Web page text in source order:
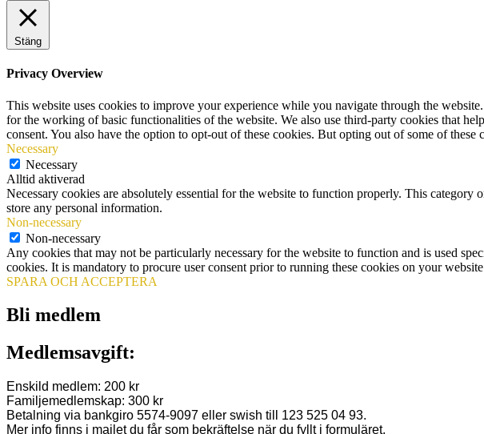
Stäng
Privacy Overview
This website uses cookies to improve your experience while you navigate through the
for the working of basic functionalities of the website. We also use third-party cookies that
consent. You also have the option to opt-out of these cookies. But opting out of some of
Necessary
Necessary
Alltid aktiverad
Necessary cookies are absolutely essential for the website to function properly. This
store any personal information.
Non-necessary
Non-necessary
Any cookies that may not be particularly necessary for the website to function and is used
cookies. It is mandatory to procure user consent prior to running these cookies on your
SPARA OCH ACCEPTERA
Bli medlem
Medlemsavgift:
Enskild medlem: 200 kr
Familjemedlemskap: 300 kr
Betalning via bankgiro 5574-9097 eller swish till 123 525 04 93.
Mer info finns i mailet du får som bekräftelse när du fyllt i formuläret.